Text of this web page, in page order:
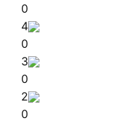
0
4
0
3
0
2
0